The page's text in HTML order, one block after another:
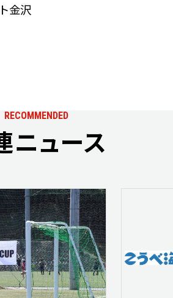
金沢
RECOMMENDED
ニュース